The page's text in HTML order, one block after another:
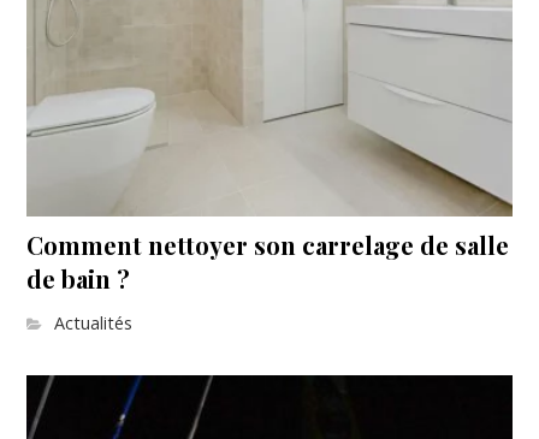
Comment nettoyer son carrelage de salle
de bain ?
Actualités